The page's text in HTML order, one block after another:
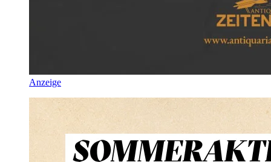
Anzeige